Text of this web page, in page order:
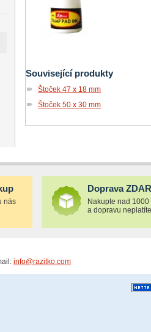
Související produkty
Štoček 47 x 18 mm
Štoček 50 x 30 mm
nás
Doprava
Nakupte nad 1000
a dopravu
info@razitko.com